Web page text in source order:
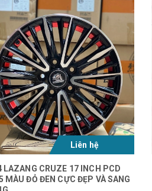
Liên hệ
LAZANG CRUZE 17 INCH PCD
MÀU ĐỎ ĐEN CỰC ĐẸP VÀ SANG